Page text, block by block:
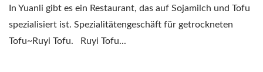
In Yuanli gibt es ein Restaurant, das auf Sojamilch und Tofu
spezialisiert ist. Spezialitätengeschäft für getrockneten
Tofu~Ruyi Tofu. Ruyi Tofu...